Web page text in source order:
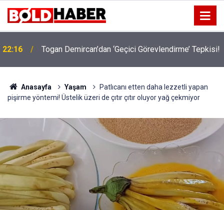
19:32 Sıcak Havalarda Ödem Şikayetini Hafife Almayın!
Anasayfa Yaşam
Patlıcanı etten daha lezzetli yapan
pişirme yöntemi! Üstelik üzeri de çıtır çıtır oluyor yağ çekmiyor